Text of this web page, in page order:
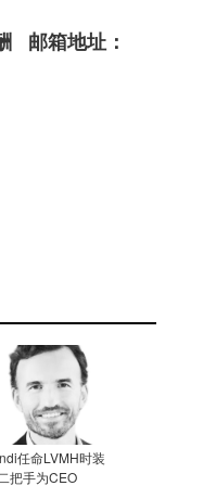
邮箱地址：
任命LVMH时装
把手为CEO